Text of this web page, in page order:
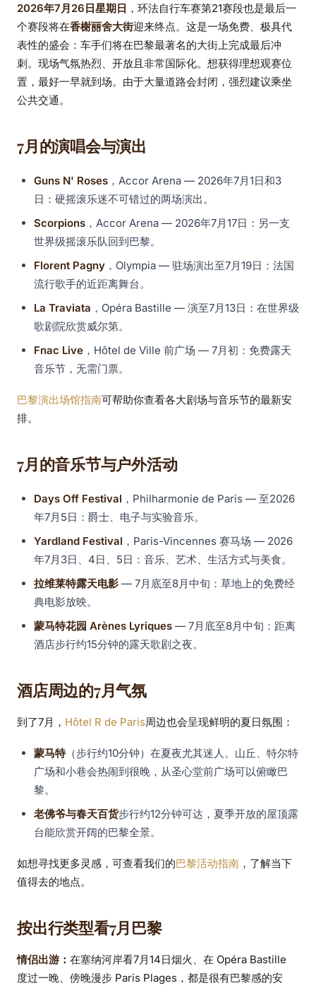
2026年7月26日星期日 ，环法自行车赛第21赛段也是最后一
个赛段将在香榭丽舍大街迎来终点。这是一场免费、极具代
表性的盛会：车手们将在巴黎最著名的大街上完成最后冲
刺。现场气氛热烈、开放且非常国际化。想获得理想观赛位
置，最好一早就到场。由于大量道路会封闭，强烈建议乘坐
公共交通。
7月的演唱会与演出
Guns N' Roses ，Accor Arena — 2026年7月1日和3
日：硬摇滚乐迷不可错过的两场演出。
Scorpions ，Accor Arena — 2026年7月17日：另一支
世界级摇滚乐队回到巴黎。
Florent Pagny ，Olympia — 驻场演出至7月19日：法国
流行歌手的近距离舞台。
La Traviata ，Opéra Bastille — 演至7月13日：在世界级
歌剧院欣赏威尔第。
Fnac Live ，Hôtel de Ville 前广场 — 7月初：免费露天
音乐节，无需门票。
巴黎演出场馆指南可帮助你查看各大剧场与音乐节的最新安
排。
7月的音乐节与户外活动
Days Off Festival ，Philharmonie de Paris — 至2026
年7月5日：爵士、电子与实验音乐。
Yardland Festival ，Paris-Vincennes 赛马场 — 2026
年7月3日、4日、5日：音乐、艺术、生活方式与美食。
拉维莱特露天电影 — 7月底至8月中旬：草地上的免费经
典电影放映。
蒙马特花园 Arènes Lyriques — 7月底至8月中旬：距离
酒店步行约15分钟的露天歌剧之夜。
酒店周边的7月气氛
到了7月， Hôtel R de Paris周边也会呈现鲜明的夏日氛围：
蒙马特（步行约10分钟）在夏夜尤其迷人。山丘、特尔特
广场和小巷会热闹到很晚，从圣心堂前广场可以俯瞰巴
黎。
老佛爷与春天百货步行约12分钟可达，夏季开放的屋顶露
台能欣赏开阔的巴黎全景。
如想寻找更多灵感，可查看我们的巴黎活动指南 ，了解当下
值得去的地点。
按出行类型看7月巴黎
情侣出游： 在塞纳河岸看7月14日烟火、在 Opéra Bastille
度过一晚、傍晚漫步 Paris Plages，都是很有巴黎感的安